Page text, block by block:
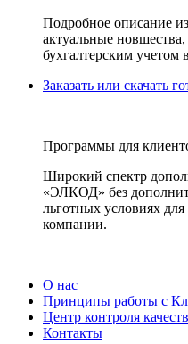
Подробное описание
актуальные
бухгалтерским учетом
Заказать или скачать
Программы для
Широкий спектр
«ЭЛКОД» без
льготных условиях
компании.
О нас
Принципы работы с
Центр контроля
Контакты